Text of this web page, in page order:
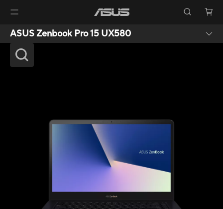
ASUS Zenbook Pro 15 UX580